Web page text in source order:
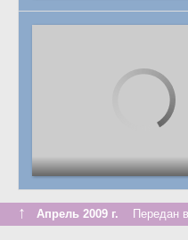
↑ Апрель 2009 г. Передан в